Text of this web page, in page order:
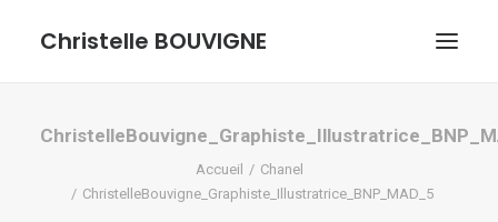
Christelle BOUVIGNE
GRAPHISME ET ILLUSTRATIONS
Accueil
Chanel
ChristelleBouvigne_Graphiste_Illustratrice_BNP_MAD_5